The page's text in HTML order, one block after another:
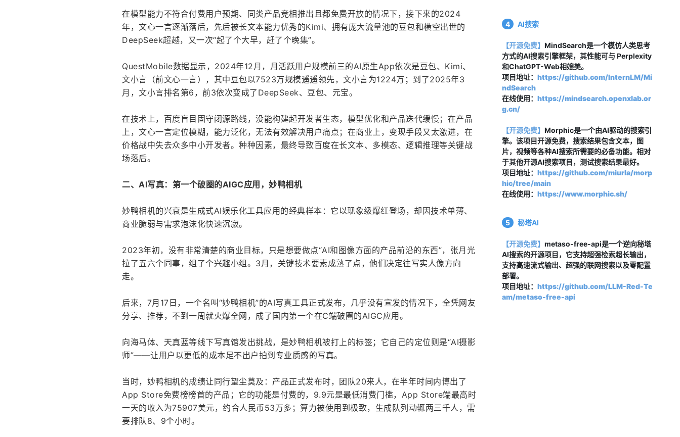
在模型能力不符合付费用户预期、同类产品竞相推出且都免费开放的情况下，接下来的2024
年，文心一言逐渐落后，先后被长文本能力优秀的Kimi、拥有庞大流量池的豆包和横空出世的
DeepSeek超越，又一次“起了个大早，赶了个晚集”。
QuestMobile数据显示，2024年12月，月活跃用户规模前三的AI原生App依次是豆包、Kimi、
文小言（前文心一言），其中豆包以7523万规模遥遥领先，文小言为1224万；到了2025年3
月，文小言排名第6，前3依次变成了DeepSeek、豆包、元宝。
在技术上，百度盲目固守闭源路线，没能构建起开发者生态，模型优化和产品迭代缓慢；在产品
上，文心一言定位模糊，能力泛化，无法有效解决用户痛点；在商业上，变现手段又太激进，在
价格战中失去众多中小开发者。种种因素，最终导致百度在长文本、多模态、逻辑推理等关键战
场落后。
二、AI写真：第一个破圈的AIGC应用，妙鸭相机
妙鸭相机的兴衰是生成式AI娱乐化工具应用的经典样本：它以现象级爆红登场，却因技术单薄、
商业脆弱与需求泡沫化快速沉寂。
2023年初，没有非常清楚的商业目标，只是想要做点“AI和图像方面的产品前沿的东西”，张月光
拉了五六个同事，组了个兴趣小组。3月，关键技术要素成熟了点，他们决定往写实人像方向
走。
后来，7月17日，一个名叫“妙鸭相机”的AI写真工具正式发布，几乎没有宣发的情况下，全凭网友
分享、推荐，不到一周就火爆全网，成了国内第一个在C端破圈的AIGC应用。
向海马体、天真蓝等线下写真馆发出挑战，是妙鸭相机被打上的标签；它自己的定位则是“AI摄影
师”——让用户以更低的成本足不出户拍到专业质感的写真。
当时，妙鸭相机的成绩让同行望尘莫及：产品正式发布时，团队20来人，在半年时间内博出了
App Store免费榜榜首的产品；它的功能是付费的，9.9元是最低消费门槛，App Store端最高时
一天的收入为75907美元，约合人民币53万多；算力被使用到极致，生成队列动辄两三千人，需
要排队8、9个小时。
4 AI搜索
【开源免费】 MindSearch是一个模仿人类思考
方式的AI搜索引擎框架，其性能可与 Perplexity
和ChatGPT-Web相媲美。
项目地址： https://github.com/InternLM/Mi
ndSearch
在线使用： https://mindsearch.openxlab.or
g.cn/
【开源免费】 Morphic是一个由AI驱动的搜索引
擎。该项目开源免费，搜索结果包含文本，图
片，视频等各种AI搜索所需要的必备功能。相对
于其他开源AI搜索项目，测试搜索结果最好。
项目地址： https://github.com/miurla/morp
hic/tree/main
在线使用： https://www.morphic.sh/
5 秘塔AI
【开源免费】 metaso-free-api是一个逆向秘塔
AI搜索的开源项目，它支持超强检索超长输出，
支持高速流式输出、超强的联网搜索以及零配置
部署。
项目地址： https://github.com/LLM-Red-Te
am/metaso-free-api